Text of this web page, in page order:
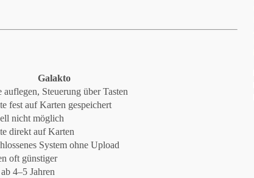
Galakto
auflegen, Steuerung über Tasten
fest auf Karten gespeichert
nicht möglich
direkt auf Karten
System ohne Upload
oft günstiger
4–5 Jahren